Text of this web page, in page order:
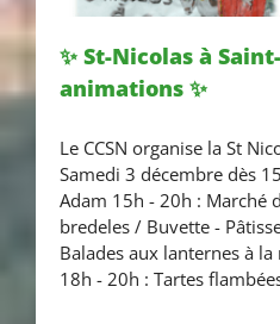
✨ St-Nicolas à
✨ St-Nicolas à
animations ✨
Le CCSN organise la St
Samedi 3 décembre dès
Adam 15h - 20h : Marché
bredeles / Buvette -
Balades aux lanternes à
18h - 20h : Tartes